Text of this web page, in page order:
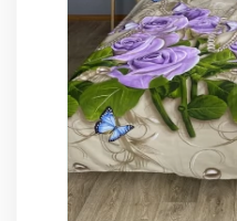
Комплекти з ковдр,